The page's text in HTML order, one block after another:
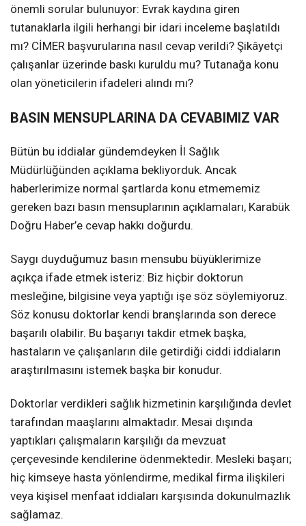
önemli sorular bulunuyor: Evrak kaydına giren
tutanaklarla ilgili herhangi bir idari inceleme başlatıldı
mı? CİMER başvurularına nasıl cevap verildi? Şikâyetçi
çalışanlar üzerinde baskı kuruldu mu? Tutanağa konu
olan yöneticilerin ifadeleri alındı mı?
BASIN MENSUPLARINA DA CEVABIMIZ VAR
Bütün bu iddialar gündemdeyken İl Sağlık
Müdürlüğünden açıklama bekliyorduk. Ancak
haberlerimize normal şartlarda konu etmememiz
gereken bazı basın mensuplarının açıklamaları, Karabük
Doğru Haber’e cevap hakkı doğurdu.
Saygı duyduğumuz basın mensubu büyüklerimize
açıkça ifade etmek isteriz: Biz hiçbir doktorun
mesleğine, bilgisine veya yaptığı işe söz söylemiyoruz.
Söz konusu doktorlar kendi branşlarında son derece
başarılı olabilir. Bu başarıyı takdir etmek başka,
hastaların ve çalışanların dile getirdiği ciddi iddiaların
araştırılmasını istemek başka bir konudur.
Doktorlar verdikleri sağlık hizmetinin karşılığında devlet
tarafından maaşlarını almaktadır. Mesai dışında
yaptıkları çalışmaların karşılığı da mevzuat
çerçevesinde kendilerine ödenmektedir. Mesleki başarı;
hiç kimseye hasta yönlendirme, medikal firma ilişkileri
veya kişisel menfaat iddiaları karşısında dokunulmazlık
sağlamaz.